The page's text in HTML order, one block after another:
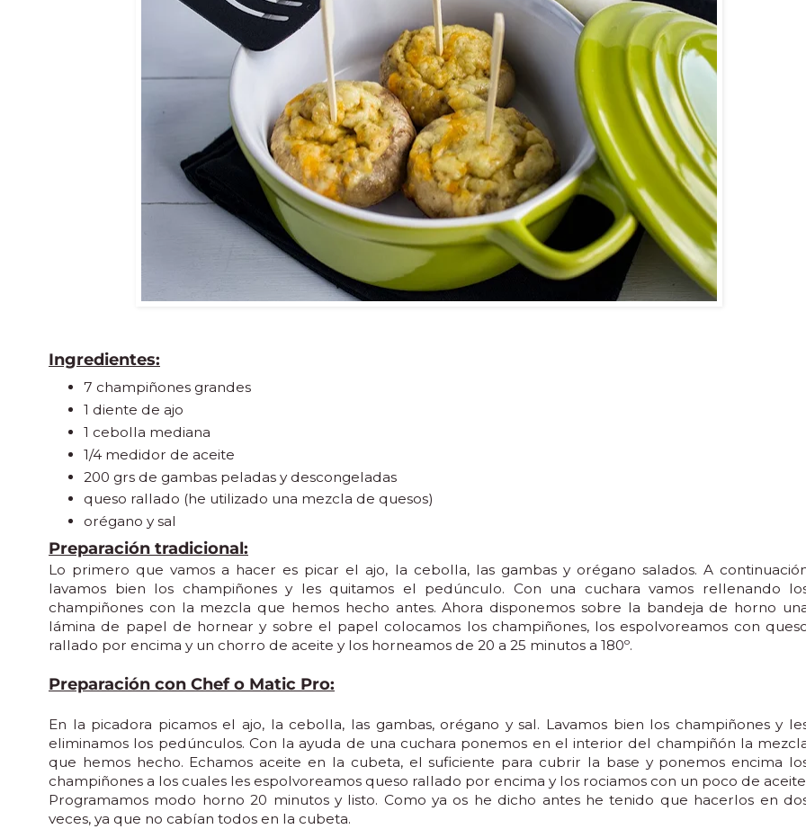
Ingredientes:
7 champiñones grandes
1 diente de ajo
1 cebolla mediana
1/4 medidor de aceite
200 grs de gambas peladas y descongeladas
queso rallado (he utilizado una mezcla de quesos)
orégano y sal
Preparación tradicional:
Lo primero que vamos a hacer es picar el ajo, la cebolla, las gambas y orégano salados. A
lavamos bien los champiñones y les quitamos el pedúnculo. Con una cuchara vamos rellenando
champiñones con la mezcla que hemos hecho antes. Ahora disponemos sobre la bandeja de horno
lámina de papel de hornear y sobre el papel colocamos los champiñones, los espolvoreamos con
rallado por encima y un chorro de aceite y los horneamos de 20 a 25 minutos a 180º.
Preparación con Chef o Matic Pro:
En la picadora picamos el ajo, la cebolla, las gambas, orégano y sal. Lavamos bien los champiñones y
eliminamos los pedúnculos. Con la ayuda de una cuchara ponemos en el interior del champiñón la
que hemos hecho. Echamos aceite en la cubeta, el suficiente para cubrir la base y ponemos encima
champiñones a los cuales les espolvoreamos queso rallado por encima y los rociamos con un poco de
Programamos modo horno 20 minutos y listo. Como ya os he dicho antes he tenido que hacerlos en
veces, ya que no cabían todos en la cubeta.